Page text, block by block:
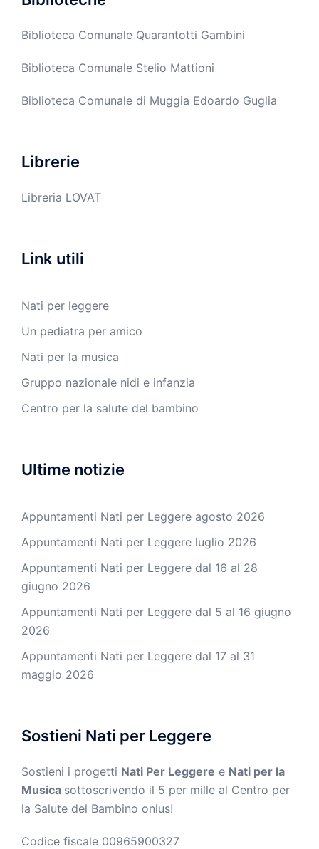
Biblioteca Comunale Quarantotti Gambini
Biblioteca Comunale Stelio Mattioni
Biblioteca Comunale di Muggia Edoardo Guglia
Librerie
Libreria LOVAT
Link utili
Nati per leggere
Un pediatra per amico
Nati per la musica
Gruppo nazionale nidi e infanzia
Centro per la salute del bambino
Ultime notizie
Appuntamenti Nati per Leggere agosto 2026
Appuntamenti Nati per Leggere luglio 2026
Appuntamenti Nati per Leggere dal 16 al 28
giugno 2026
Appuntamenti Nati per Leggere dal 5 al 16 giugno
2026
Appuntamenti Nati per Leggere dal 17 al 31
maggio 2026
Sostieni Nati per Leggere
Sostieni i progetti Nati Per Leggere e Nati per la
Musica sottoscrivendo il 5 per mille al Centro per
la Salute del Bambino onlus!
Codice fiscale 00965900327